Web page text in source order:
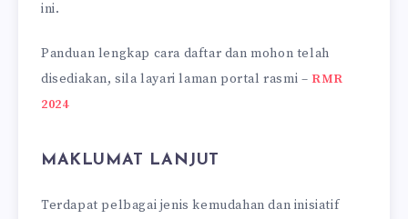
ini.
Panduan lengkap cara daftar dan mohon telah
disediakan, sila layari laman portal rasmi – RMR
2024
MAKLUMAT LANJUT
Terdapat pelbagai jenis kemudahan dan inisiatif